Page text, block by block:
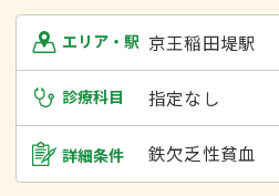
エリア・駅 京王稲田堤駅
診療科目 指定なし
詳細条件 鉄欠乏性貧血